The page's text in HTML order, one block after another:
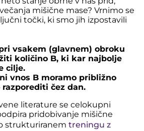
mišične mase? Vrnimo se
točki, ki smo jih izpostavili
vsakem (glavnem) obroku
količino B, ki kar najbolje
cilje.
vnos B moramo približno
čez dan.
literature se celokupni
pridobivanje mišične
strukturiranem treningu z